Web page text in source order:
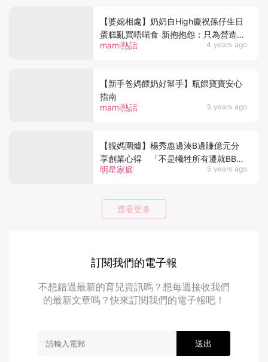
mami熱話 4 years ago
【婆媳相處】奶奶自High慶祝孫仔生日
蛋糕亂買唔啱食 新抱抱怨：只為營造一
家和樂的假象
mami熱話 5 years ago
【新手爸媽餵奶好幫手】瓶餵寶寶安心
指南
明星家庭 5 years ago
【靚媽圍爐】楊秀惠邊湊B邊賺億元分
享創業心得 「不是犧牲所有遷就BB而
是讓她融入」
查看更多
訂閱我們的電子報
不想錯過最新的育兒資訊嗎？想每週接收我們
的最新文章嗎？快來訂閱我們的電子報吧！
送出